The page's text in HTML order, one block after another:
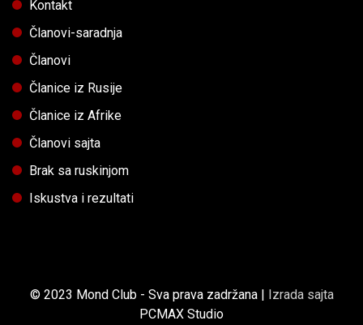
Kontakt
Članovi-saradnja
Članovi
Članice iz Rusije
Članice iz Afrike
Članovi sajta
Brak sa ruskinjom
Iskustva i rezultati
© 2023 Mond Club - Sva prava zadržana | Izrada sajta
PCMAX Studio